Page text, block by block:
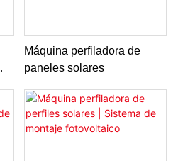
Máquina perfiladora de
paneles solares